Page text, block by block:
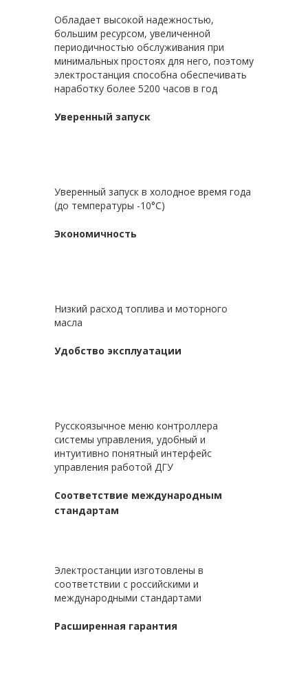
Обладает высокой надежностью,
большим ресурсом, увеличенной
периодичностью обслуживания при
минимальных простоях для него, поэтому
электростанция способна обеспечивать
наработку болеe 5200 часов в год
Уверенный запуск
Уверенный запуск в холодное время года
(до температуры -10°С)
Экономичность
Низкий расход топлива и моторного
масла
Удобство эксплуатации
Русскоязычное меню контроллера
системы управления, удобный и
интуитивно понятный интерфейс
управления работой ДГУ
Соответствие международным
стандартам
Электростанции изготовлены в
соответствии с российскими и
международными стандартами
Расширенная гарантия